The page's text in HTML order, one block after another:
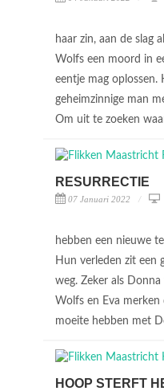
haar zin, aan de slag
Wolfs een moord in
eentje mag oplossen.
geheimzinnige man
Om uit te zoeken
RESURRECTIE
07 Januari 2022
hebben een nieuwe
Hun verleden zit een
weg. Zeker als
Wolfs en Eva merken
moeite hebben met
HOOP STERFT